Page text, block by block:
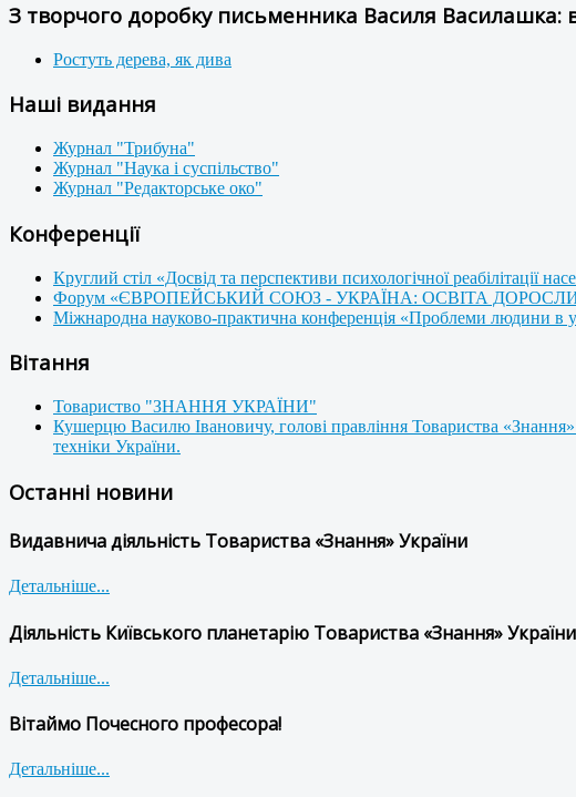
З творчого доробку письменника Василя Василашка:
Ростуть дерева, як дива
Наші видання
Журнал "Трибуна"
Журнал "Наука і суспільство"
Журнал "Редакторське око"
Конференції
Круглий стіл «Досвід та перспективи психологічної реабілітації
Форум «ЄВРОПЕЙСЬКИЙ СОЮЗ - УКРАЇНА: ОСВІТА
Міжнародна науково-практична конференція «Проблеми людини в
Вітання
Товариство "ЗНАННЯ УКРАЇНИ"
Кушерцю Василю Івановичу, голові правління Товариства
техніки України.
Останні новини
Видавнича діяльність Товариства «Знання» України
Детальніше...
Діяльність Київського планетарію Товариства «Знання» України
Детальніше...
Вітаймо Почесного професора!
Детальніше...